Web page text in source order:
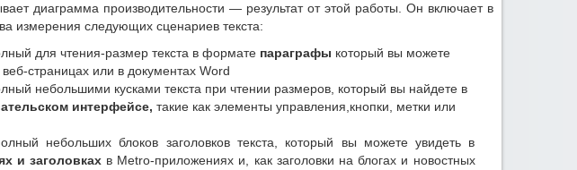
диаграмма производительности — результат от этой работы. Он включает в
измерения следующих сценариев текста:
для чтения-размер текста в формате параграфы который вы можете
страницах или в документах Word
небольшими кусками текста при чтении размеров, который вы найдете в
интерфейсе, такие как элементы управления,кнопки, метки или
небольших блоков заголовков текста, который вы можете увидеть в
и заголовкахв Metro-приложениях и, как заголовки на блогах и новостных